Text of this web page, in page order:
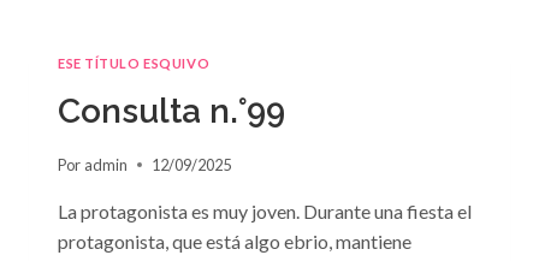
DE
EMMA
DARCY
ESE TÍTULO ESQUIVO
Consulta n.°99
Por admin 12/09/2025
La protagonista es muy joven. Durante una fiesta el
protagonista, que está algo ebrio, mantiene